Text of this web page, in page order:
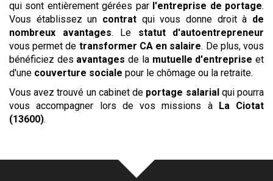
qui sont entièrement gérées par l'entreprise de portage.
Vous établissez un contrat qui vous donne droit à de
nombreux avantages. Le statut d'autoentrepreneur
vous permet de transformer CA en salaire. De plus, vous
bénéficiez des avantages de la mutuelle d'entrepriseet
d'une couverture sociale pour le chômage ou la retraite.
Vous avez trouvé un cabinet de portage salarialqui pourra
vous accompagner lors de vos missions à La Ciotat
(13600).